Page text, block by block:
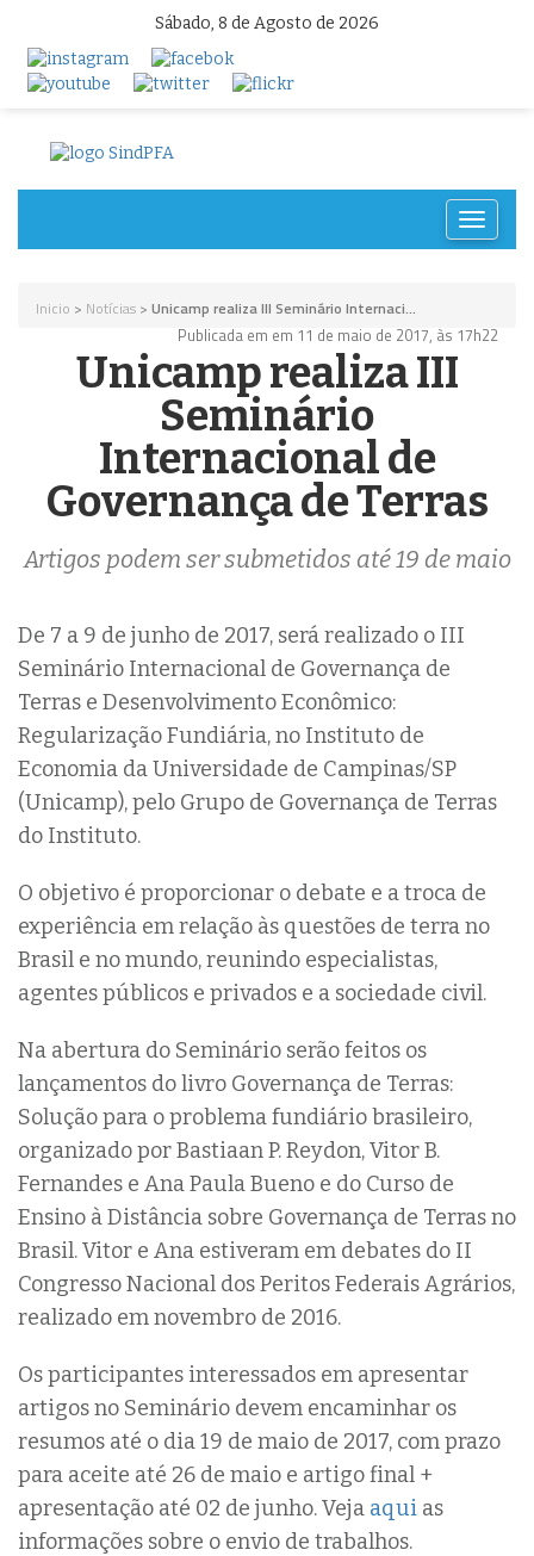
Sábado, 8 de Agosto de 2026
Toggle
Inicio > Notícias > Unicamp realiza III Seminário Internaci...
Publicada em em 11 de maio de 2017, às 17h22
Unicamp realiza III
Seminário
Internacional de
Governança de Terras
Artigos podem ser submetidos até 19 de maio
De 7 a 9 de junho de 2017, será realizado o III
Seminário Internacional de Governança de
Terras e Desenvolvimento Econômico:
Regularização Fundiária, no Instituto de
Economia da Universidade de Campinas/SP
(Unicamp), pelo Grupo de Governança de Terras
do Instituto.
O objetivo é proporcionar o debate e a troca de
experiência em relação às questões de terra no
Brasil e no mundo, reunindo especialistas,
agentes públicos e privados e a sociedade civil.
Na abertura do Seminário serão feitos os
lançamentos do livro Governança de Terras:
Solução para o problema fundiário brasileiro,
organizado por Bastiaan P. Reydon, Vitor B.
Fernandes e Ana Paula Bueno e do Curso de
Ensino à Distância sobre Governança de Terras no
Brasil. Vitor e Ana estiveram em debates do II
Congresso Nacional dos Peritos Federais Agrários,
realizado em novembro de 2016.
Os participantes interessados em apresentar
artigos no Seminário devem encaminhar os
resumos até o dia 19 de maio de 2017, com prazo
para aceite até 26 de maio e artigo final +
apresentação até 02 de junho. Veja aqui as
informações sobre o envio de trabalhos.